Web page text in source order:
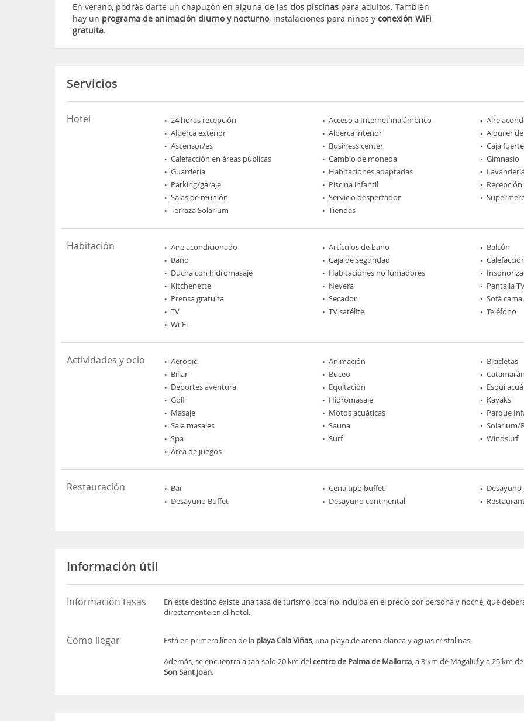
En verano, podrás darte un chapuzón en alguna de las dos piscinas para adultos. También
hay un programa de animación diurno y nocturno, instalaciones para niños y conexión WiFi
gratuita.
Servicios
Hotel 24 horas recepción Acceso a Internet inalámbrico
Aire
Alberca exterior
Alberca interior
Alquiler
Ascensor/es
Business center
Caja fuerte
Calefacción en áreas públicas
Cambio de moneda
Gimnasio
Guardería
Habitaciones adaptadas
Parking/garaje
Piscina infantil
Recepción
Salas de reunión
Servicio despertador
Terraza Solarium
Tiendas
Habitación Aire acondicionado Artículos de baño
Balcón
Baño
Caja de seguridad
Ducha con hidromasaje
Habitaciones no fumadores
Kitchenette
Nevera
Pantalla
Prensa gratuita
Secador
Sofá cama
TV
TV satélite
Teléfono
Wi-Fi
Actividades y ocio Aeróbic Animación
Bicicletas
Billar
Buceo
Catamarán
Deportes aventura
Equitación
Esquí
Golf
Hidromasaje
Kayaks
Masaje
Motos acuáticas
Parque
Sala masajes
Sauna
Solarium/
Spa
Surf
Windsurf
Área de juegos
Restauración Bar Cena tipo buffet
Desayuno
Desayuno Buffet
Desayuno continental
Información útil
Información tasas
En este destino existe una tasa de turismo local no incluida en el precio por persona y noche, que
directamente en el hotel.
Cómo llegar Está en primera línea de la playa Cala Viñas, una playa de arena blanca y aguas cristalinas.
Además, se encuentra a tan solo 20 km delcentro de Palma de Mallorca, a 3 km de Magaluf y a 25 km
Son Sant Joan.